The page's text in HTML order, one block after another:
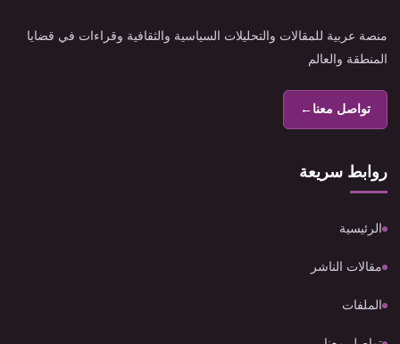
منصة عربية للمقالات والتحليلات السياسية والثقافية وقراءات في قضايا
المنطقة والعالم
تواصل معنا←
روابط سريعة
الرئيسية
مقالات الناشر
الملفات